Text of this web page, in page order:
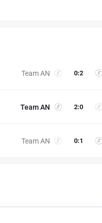
Team AN 0:2
Team AN 2:0
Team AN 0:1